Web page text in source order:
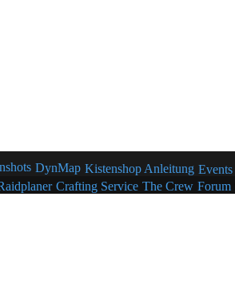
DynMap Kistenshop Anleitung Events
Crafting Service The Crew Forum